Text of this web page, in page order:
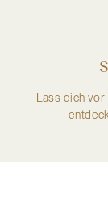
Lass dich